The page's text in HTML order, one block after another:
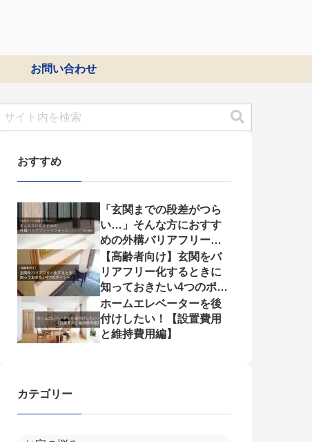
お問い合わせ
おすすめ
「玄関までの段差がつら
い…」そんな方におすす
めの外構バリアフリーリ
フォーム【スロープ・福
祉機器】
【高齢者向け】玄関をバ
リアフリー化するときに
知っておきたい4つのポイ
ント
ホームエレベーターを後
付けしたい！【設置費用
と維持費用編】
カテゴリー